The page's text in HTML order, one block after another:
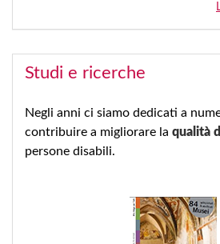
Studi e ricerche
Negli anni ci siamo dedicati a
contribuire a migliorare la qualità
persone disabili.